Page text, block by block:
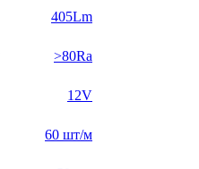
405Lm
>80Ra
12V
60 шт/м